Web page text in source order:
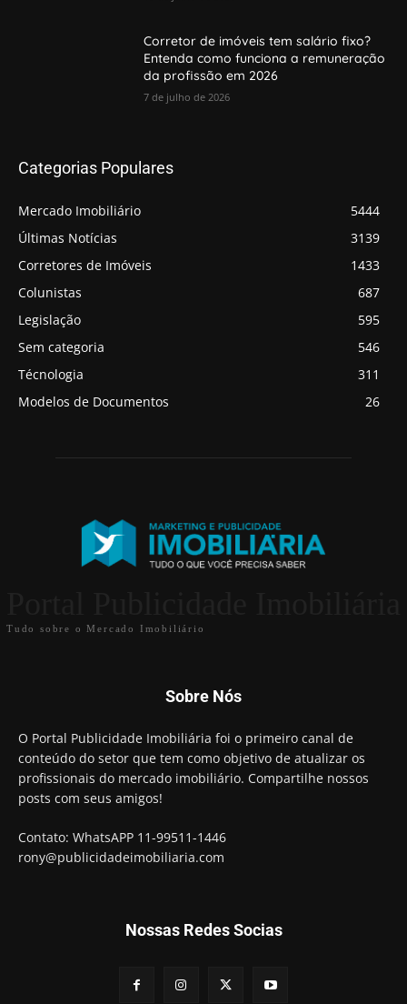
Corretor de imóveis tem salário fixo?
Entenda como funciona a remuneração
da profissão em 2026
7 de julho de 2026
Categorias Populares
Mercado Imobiliário
5444
Últimas Notícias
3139
Corretores de Imóveis
1433
Colunistas
687
Legislação
595
Sem categoria
546
Técnologia
311
Modelos de Documentos
26
Tudo sobre o Mercado Imobiliário
Sobre Nós
O Portal Publicidade Imobiliária foi o primeiro canal de
conteúdo do setor que tem como objetivo de atualizar os
profissionais do mercado imobiliário. Compartilhe nossos
posts com seus amigos!
Contato: WhatsAPP 11-99511-1446
rony@publicidadeimobiliaria.com
Nossas Redes Socias